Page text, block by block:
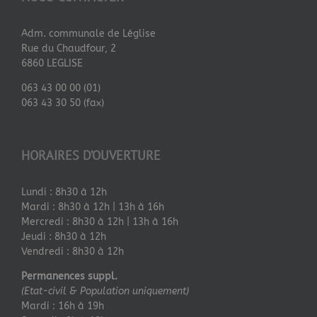
Adm. communale de Léglise
Rue du Chaudfour, 2
6860 LEGLISE
063 43 00 00 (01)
063 43 30 50 (fax)
HORAIRES D’OUVERTURE
Lundi : 8h30 à 12h
Mardi : 8h30 à 12h | 13h à 16h
Mercredi : 8h30 à 12h | 13h à 16h
Jeudi : 8h30 à 12h
Vendredi : 8h30 à 12h
Permanences suppl.
(Etat-civil & Population uniquement)
Mardi : 16h à 19h